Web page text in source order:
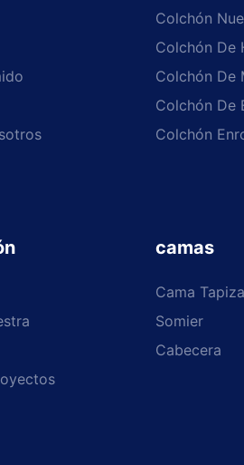
Colchón
Colchón De
Colchón De
Colchón De
Colchón
camas
Cama
Somier
Cabecera